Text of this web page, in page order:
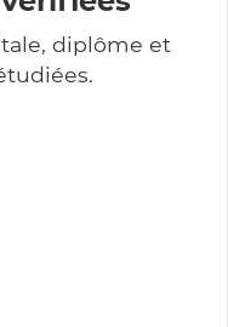
diplôme et